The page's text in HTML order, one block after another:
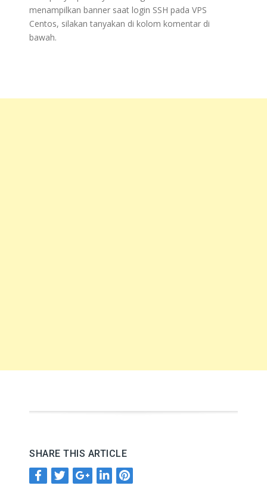
menampilkan banner saat login SSH pada VPS
Centos, silakan tanyakan di kolom komentar di
bawah.
SHARE THIS ARTICLE